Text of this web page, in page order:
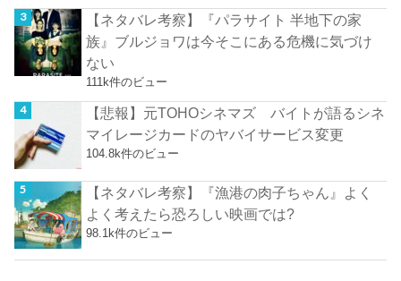
【ネタバレ考察】『パラサイト 半地下の家
族』ブルジョワは今そこにある危機に気づけ
ない
111k件のビュー
【悲報】元TOHOシネマズ バイトが語るシネ
マイレージカードのヤバイサービス変更
104.8k件のビュー
【ネタバレ考察】『漁港の肉子ちゃん』よく
よく考えたら恐ろしい映画では?
98.1k件のビュー